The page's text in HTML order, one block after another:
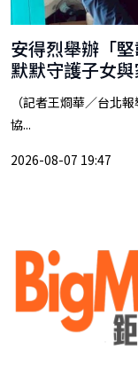
安得烈舉辦「
默默守護子女
（記者王烱華／台北
協...
2026-08-07 19:47